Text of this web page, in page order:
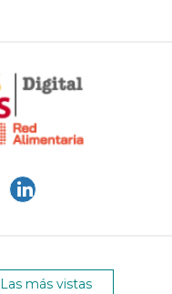
Las más vistas